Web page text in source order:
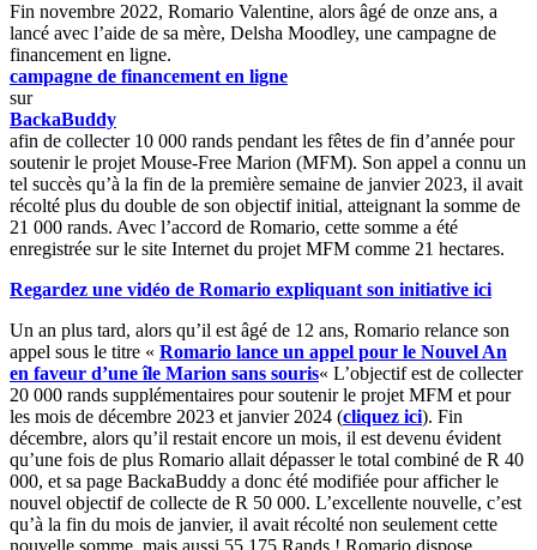
Fin novembre 2022, Romario Valentine, alors âgé de onze ans, a
lancé avec l’aide de sa mère, Delsha Moodley, une campagne de
financement en ligne.
campagne de financement en ligne
sur
BackaBuddy
afin de collecter 10 000 rands pendant les fêtes de fin d’année pour
soutenir le projet Mouse-Free Marion (MFM). Son appel a connu un
tel succès qu’à la fin de la première semaine de janvier 2023, il avait
récolté plus du double de son objectif initial, atteignant la somme de
21 000 rands. Avec l’accord de Romario, cette somme a été
enregistrée sur le site Internet du projet MFM comme 21 hectares.
Regardez une vidéo de Romario expliquant son initiative ici
Un an plus tard, alors qu’il est âgé de 12 ans, Romario relance son
appel sous le titre « Romario lance un appel pour le Nouvel An
en faveur d’une île Marion sans souris« L’objectif est de collecter
20 000 rands supplémentaires pour soutenir le projet MFM et pour
les mois de décembre 2023 et janvier 2024 (cliquez ici). Fin
décembre, alors qu’il restait encore un mois, il est devenu évident
qu’une fois de plus Romario allait dépasser le total combiné de R 40
000, et sa page BackaBuddy a donc été modifiée pour afficher le
nouvel objectif de collecte de R 50 000. L’excellente nouvelle, c’est
qu’à la fin du mois de janvier, il avait récolté non seulement cette